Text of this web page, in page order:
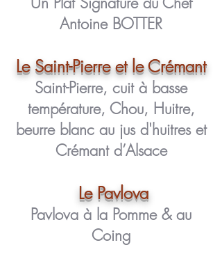
Antoine BOTTER
Le Saint-Pierre et le Crémant
Saint-Pierre, cuit à basse
température, Chou, Huitre,
beurre blanc au jus d'huitres et
Crémant d’Alsace
Le Pavlova
Pavlova à la Pomme & au
Coing